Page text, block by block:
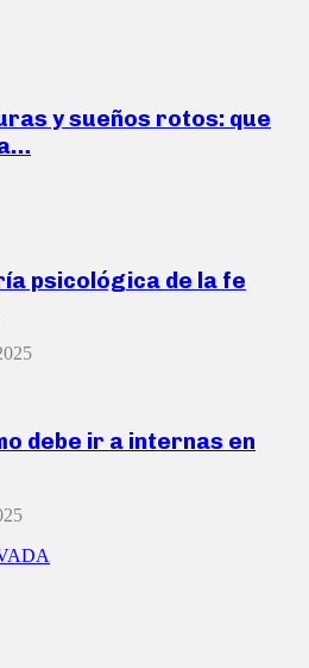
y sueños rotos: que
psicológica de la fe
debe ir a internas en